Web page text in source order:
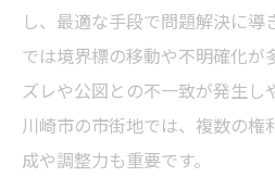
し、最適な手段で問題解決に導
では境界標の移動や不明確化が
ズレや公図との不一致が発生し
川崎市の市街地では、複数の
成や調整力も重要です。